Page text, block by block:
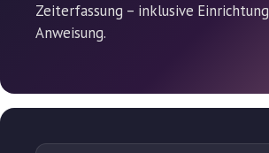
Zeiterfassung – inklusive
Anweisung.